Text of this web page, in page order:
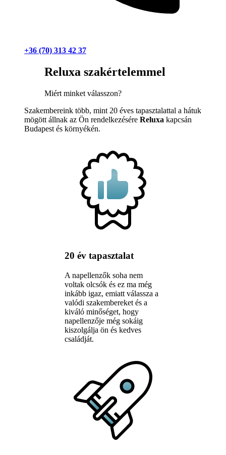
+36 (70) 313 42 37
Reluxa szakértelemmel
Miért minket válasszon?
Szakembereink több, mint 20 éves tapasztalattal a hátuk
mögött állnak az Ön rendelkezésére Reluxa kapcsán
Budapest és környékén.
20 év tapasztalat
A napellenzők soha nem
voltak olcsók és ez ma még
inkább igaz, emiatt válassza a
valódi szakembereket és a
kiváló minőséget, hogy
napellenzője még sokáig
kiszolgálja ön és kedves
családját.